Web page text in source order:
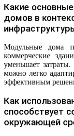
Какие
домов в
Модульные дома
коммерческие
уменьшает
можно легко
эффективным
Как
способствует
окружающей